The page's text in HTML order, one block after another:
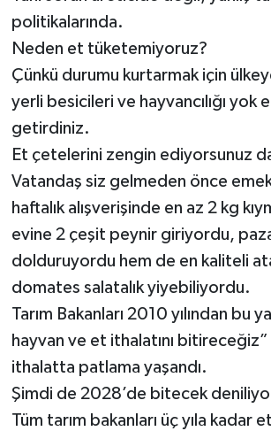
politikalarında.
Neden et tüketemiyoruz?
Çünkü durumu kurtarmak için
yerli besicileri ve hayvancılığı yok
getirdiniz.
Et çetelerini zengin ediyorsunuz
Vatandaş siz gelmeden önce
haftalık alışverişinde en az 2 kg
evine 2 çeşit peynir giriyordu,
dolduruyordu hem de en kaliteli
domates salatalık yiyebiliyordu.
Tarım Bakanları 2010 yılından bu
hayvan ve et ithalatını
ithalatta patlama yaşandı.
Şimdi de 2028’de bitecek
Tüm tarım bakanları üç yıla kadar